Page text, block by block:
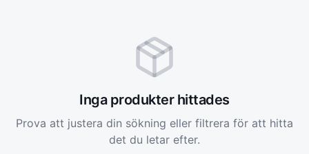
Inga produkter hittades
Prova att justera din sökning eller filtrera för att hitta
det du letar efter.